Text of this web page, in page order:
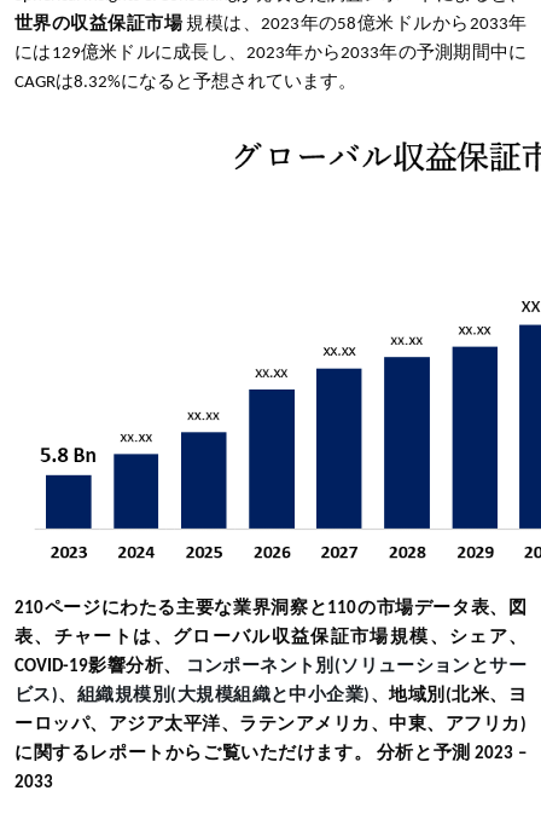
世界の収益保証市場規模は、2023年の58億米ドルから2033年
には129億米ドルに成長し、2023年から2033年の予測期間中に
CAGRは8.32%になると予想されています。
210ページにわたる主要な業界洞察と110の市場データ表、図
表、チャートは、グローバル収益保証市場規模、シェア、
COVID-19影響分析、
コンポーネント別(ソリューションとサー
ビス)、組織規模別(大規模組織と中小企業)、地域別(北米、ヨ
ーロッパ、アジア太平洋、ラテンアメリカ、中東、アフリカ)
に関するレポートからご覧いただけます。 分析と予測 2023 –
2033